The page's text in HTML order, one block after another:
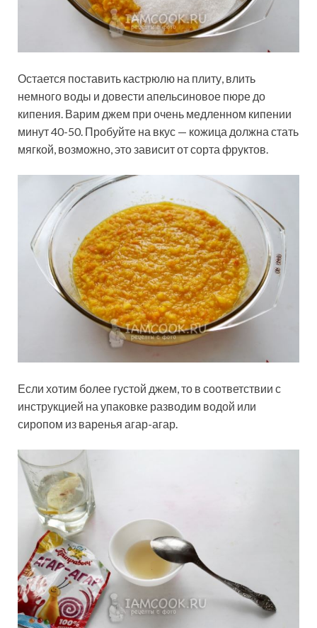
Остается поставить кастрюлю на плиту, влить
немного воды и довести апельсиновое пюре до
кипения. Варим джем при очень медленном кипении
минут 40-50. Пробуйте на вкус — кожица должна стать
мягкой, возможно, это зависит от сорта фруктов.
Если хотим более густой джем, то в соответствии с
инструкцией на упаковке разводим водой или
сиропом из варенья агар-агар.